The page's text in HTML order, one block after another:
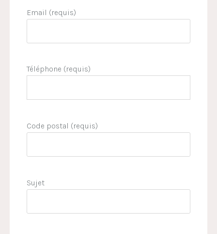
Email (requis)
Téléphone (requis)
Code postal (requis)
Sujet